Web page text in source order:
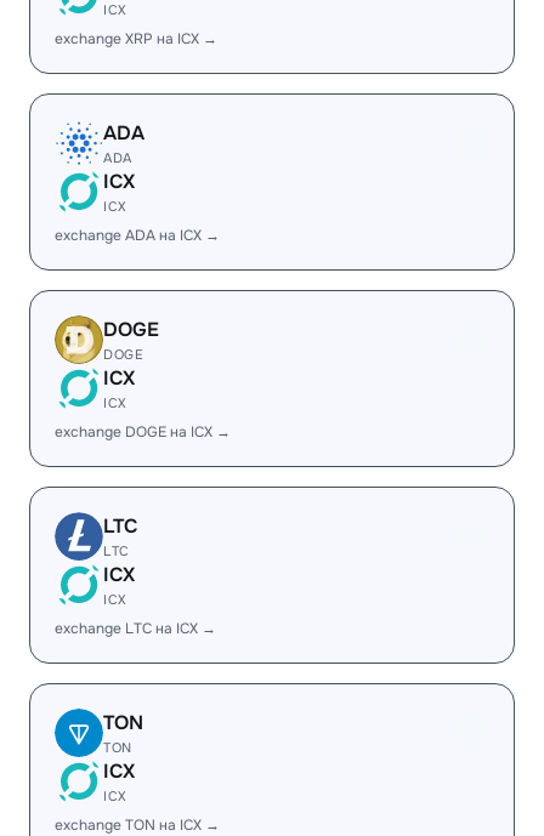
ICX
exchange XRP на ICX →
ADA
ADA
ICX
ICX
exchange ADA на ICX →
DOGE
DOGE
ICX
ICX
exchange DOGE на ICX →
LTC
LTC
ICX
ICX
exchange LTC на ICX →
TON
TON
ICX
ICX
exchange TON на ICX →